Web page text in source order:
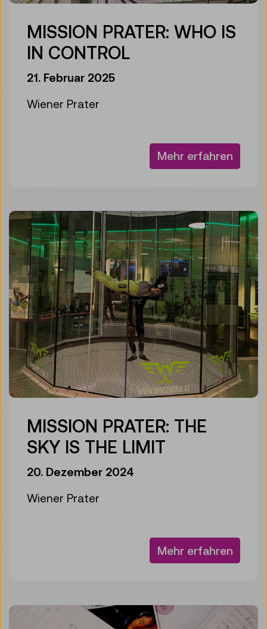
MISSION PRATER: WHO IS
IN CONTROL
21. Februar 2025
Wiener Prater
Mehr erfahren
MISSION PRATER: THE
SKY IS THE LIMIT
20. Dezember 2024
Wiener Prater
Mehr erfahren